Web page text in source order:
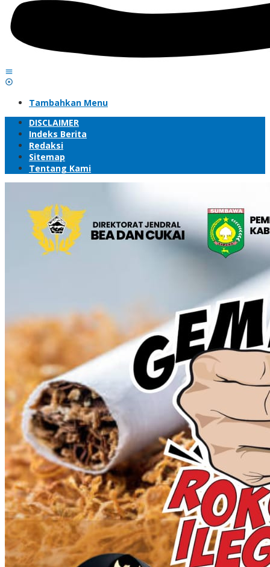
Tambahkan Menu
DISCLAIMER
Indeks Berita
Redaksi
Sitemap
Tentang Kami